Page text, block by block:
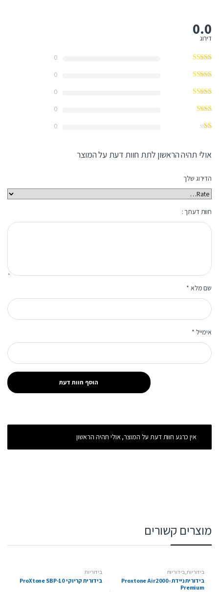
0.0
דירוג
0
0
0
0
0
אולי תהיה הראשון לתת חוות דעת על המוצר
הדירוג שלך
חוות דעתך :
שם מלא *
אימייל *
אין כרגע חוות דעת על המוצר, אולי תהיה הראשון
מוצרים קשורים
בידוריות בידוריות
בידורית ניידת Proxtone Air2000-
Premium
בידוריות
בידורית קריוקי ProXtone SBP-10